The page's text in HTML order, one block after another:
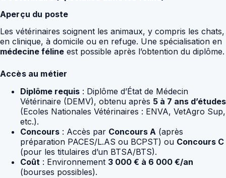
Aperçu du poste
Les vétérinaires soignent les animaux, y compris les chats,
en clinique, à domicile ou en refuge. Une spécialisation en
médecine féline est possible après l’obtention du diplôme.
Accès au métier
Diplôme requis : Diplôme d’État de Médecin
Vétérinaire (DEMV), obtenu après 5 à 7 ans d’études
(Ecoles Nationales Vétérinaires : ENVA, VetAgro Sup,
etc.).
Concours : Accès par Concours A (après
préparation PACES/L.AS ou BCPST) ou Concours C
(pour les titulaires d’un BTSA/BTS).
Coût : Environnement 3 000 € à 6 000 €/an
(bourses possibles).